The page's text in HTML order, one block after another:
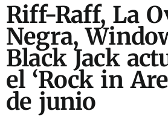
Riff-Raff, La
Negra,
Black Jack
el ‘Rock in
de junio